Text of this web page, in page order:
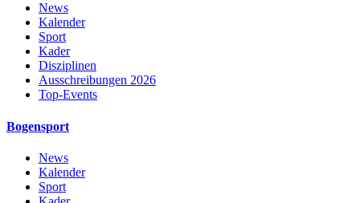
News
Kalender
Sport
Kader
Disziplinen
Ausschreibungen 2026
Top-Events
Bogensport
News
Kalender
Sport